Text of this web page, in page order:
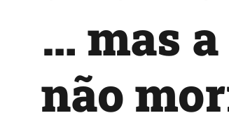
… mas
não